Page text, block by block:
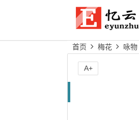
首页 梅花 咏物
A+